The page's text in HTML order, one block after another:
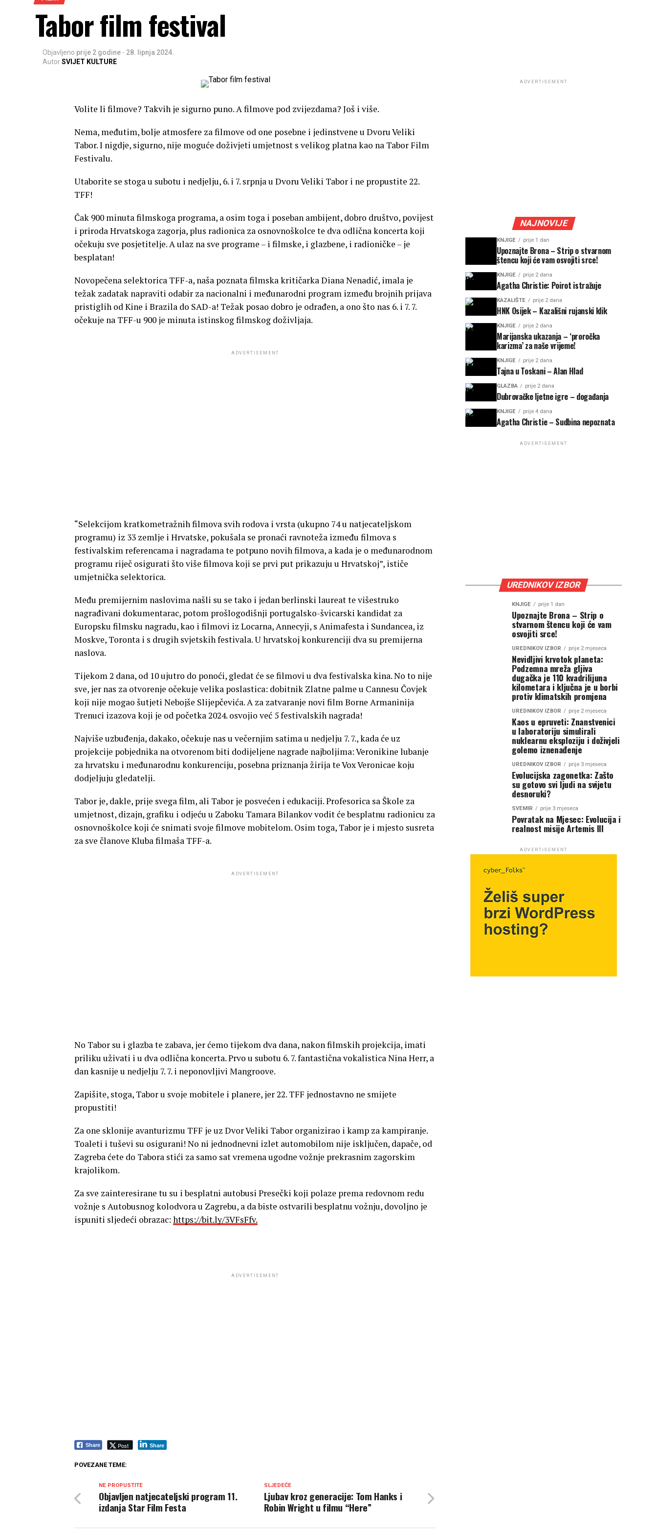
Tabor film festival
Objavljeno prije 2 godine - 28. lipnja 2024.
AutorSVIJET KULTURE
Volite li filmove? Takvih je sigurno puno. A filmove pod zvijezdama? Još i više.
Nema, međutim, bolje atmosfere za filmove od one posebne i jedinstvene u Dvoru Veliki
Tabor. I nigdje, sigurno, nije moguće doživjeti umjetnost s velikog platna kao na Tabor Film
Festivalu.
Utaborite se stoga u subotu i nedjelju, 6. i 7. srpnja u Dvoru Veliki Tabor i ne propustite 22.
TFF!
Čak 900 minuta filmskoga programa, a osim toga i poseban ambijent, dobro društvo, povijest
i priroda Hrvatskoga zagorja, plus radionica za osnovnoškolce te dva odlična koncerta koji
očekuju sve posjetitelje. A ulaz na sve programe – i filmske, i glazbene, i radioničke – je
besplatan!
Novopečena selektorica TFF-a, naša poznata filmska kritičarka Diana Nenadić, imala je
težak zadatak napraviti odabir za nacionalni i međunarodni program između brojnih prijava
pristiglih od Kine i Brazila do SAD-a! Težak posao dobro je odrađen, a ono što nas 6. i 7. 7.
očekuje na TFF-u 900 je minuta istinskog filmskog doživljaja.
ADVERTISEMENT
“Selekcijom kratkometražnih filmova svih rodova i vrsta (ukupno 74 u natjecateljskom
programu) iz 33 zemlje i Hrvatske, pokušala se pronaći ravnoteža između filmova s
festivalskim referencama i nagradama te potpuno novih filmova, a kada je o međunarodnom
programu riječ osigurati što više filmova koji se prvi put prikazuju u Hrvatskoj”, ističe
umjetnička selektorica.
Među premijernim naslovima našli su se tako i jedan berlinski laureat te višestruko
nagrađivani dokumentarac, potom prošlogodišnji portugalsko-švicarski kandidat za
Europsku filmsku nagradu, kao i filmovi iz Locarna, Annecyji, s Animafesta i Sundancea, iz
Moskve, Toronta i s drugih svjetskih festivala. U hrvatskoj konkurenciji dva su premijerna
naslova.
Tijekom 2 dana, od 10 ujutro do ponoći, gledat će se filmovi u dva festivalska kina. No to nije
sve, jer nas za otvorenje očekuje velika poslastica: dobitnik Zlatne palme u Cannesu Čovjek
koji nije mogao šutjeti Nebojše Slijepčevića. A za zatvaranje novi film Borne Armaninija
Trenuci izazova koji je od početka 2024. osvojio već 5 festivalskih nagrada!
Najviše uzbuđenja, dakako, očekuje nas u večernjim satima u nedjelju 7. 7., kada će uz
projekcije pobjednika na otvorenom biti dodijeljene nagrade najboljima: Veronikine lubanje
za hrvatsku i međunarodnu konkurenciju, posebna priznanja žirija te Vox Veronicae koju
dodjeljuju gledatelji.
Tabor je, dakle, prije svega film, ali Tabor je posvećen i edukaciji. Profesorica sa Škole za
umjetnost, dizajn, grafiku i odjeću u Zaboku Tamara Bilankov vodit će besplatnu radionicu za
osnovnoškolce koji će snimati svoje filmove mobitelom. Osim toga, Tabor je i mjesto susreta
za sve članove Kluba filmaša TFF-a.
ADVERTISEMENT
No Tabor su i glazba te zabava, jer ćemo tijekom dva dana, nakon filmskih projekcija, imati
priliku uživati i u dva odlična koncerta. Prvo u subotu 6. 7. fantastična vokalistica Nina Herr, a
dan kasnije u nedjelju 7. 7. i neponovljivi Mangroove.
Zapišite, stoga, Tabor u svoje mobitele i planere, jer 22. TFF jednostavno ne smijete
propustiti!
Za one sklonije avanturizmu TFF je uz Dvor Veliki Tabor organizirao i kamp za kampiranje.
Toaleti i tuševi su osigurani! No ni jednodnevni izlet automobilom nije isključen, dapače, od
Zagreba ćete do Tabora stići za samo sat vremena ugodne vožnje prekrasnim zagorskim
krajolikom.
Za sve zainteresirane tu su i besplatni autobusi Presečki koji polaze prema redovnom redu
vožnje s Autobusnog kolodvora u Zagrebu, a da biste ostvarili besplatnu vožnju, dovoljno je
ispuniti sljedeći obrazac: https://bit.ly/3VFsFfv.
ADVERTISEMENT
Share Post Share
POVEZANE TEME:
SLJEDEĆE
Ljubav kroz generacije: Tom Hanks i
Robin Wright u filmu “Here”
NE PROPUSTITE
Objavljen natjecateljski program 11.
izdanja Star Film Festa
ADVERTISEMENT
NAJNOVIJE
KNJIGE prije 1 dan
Upoznajte Brona – Strip o stvarnom
štencu koji će vam osvojiti srce!
KNJIGE prije 2 dana
Agatha Christie: Poirot istražuje
KAZALIŠTE prije 2 dana
HNK Osijek – Kazališni rujanski klik
KNJIGE prije 2 dana
Marijanska ukazanja – ‘proročka
karizma’ za naše vrijeme!
KNJIGE prije 2 dana
Tajna u Toskani – Alan Hlad
GLAZBA prije 2 dana
Dubrovačke ljetne igre – događanja
KNJIGE prije 4 dana
Agatha Christie – Sudbina nepoznata
ADVERTISEMENT
UREDNIKOV IZBOR
KNJIGE prije 1 dan
Upoznajte Brona – Strip o
stvarnom štencu koji će vam
osvojiti srce!
UREDNIKOV IZBOR prije 2 mjeseca
Nevidljivi krvotok planeta:
Podzemna mreža gljiva
dugačka je 110 kvadrilijuna
kilometara i ključna je u borbi
protiv klimatskih promjena
UREDNIKOV IZBOR prije 2 mjeseca
Kaos u epruveti: Znanstvenici
u laboratoriju simulirali
nuklearnu eksploziju i doživjeli
golemo iznenađenje
UREDNIKOV IZBOR prije 3 mjeseca
Evolucijska zagonetka: Zašto
su gotovo svi ljudi na svijetu
desnoruki?
SVEMIR prije 3 mjeseca
Povratak na Mjesec: Evolucija i
realnost misije Artemis III
ADVERTISEMENT